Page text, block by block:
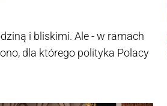
i bliskimi. Ale - w ramach
dla którego polityka Polacy